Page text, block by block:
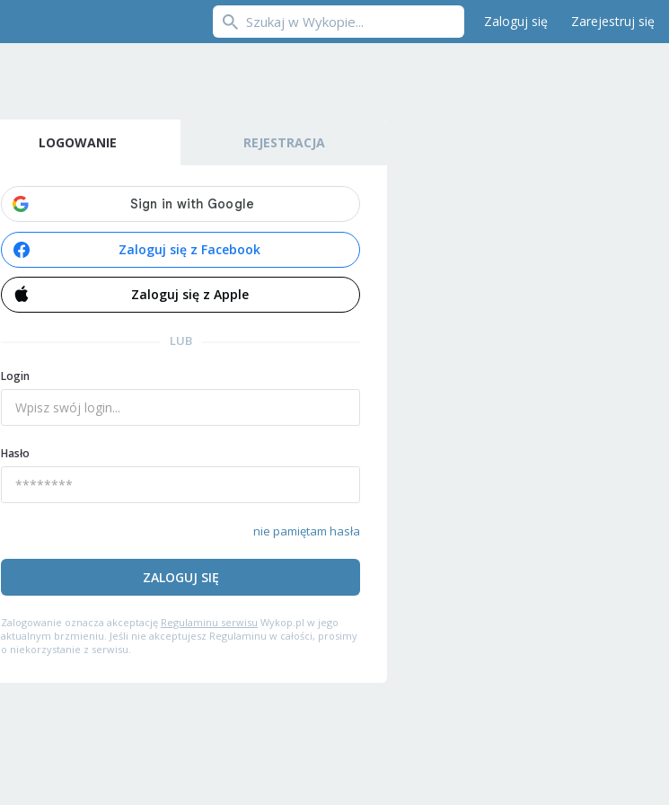
Zaloguj się Zarejestruj się
LOGOWANIE REJESTRACJA
Zaloguj się z Facebook
Zaloguj się z Apple
LUB
Login
Hasło
nie pamiętam hasła
ZALOGUJ SIĘ
Zalogowanie oznacza akceptację Regulaminu serwisu Wykop.pl w jego
aktualnym brzmieniu. Jeśli nie akceptujesz Regulaminu w całości, prosimy
o niekorzystanie z serwisu.